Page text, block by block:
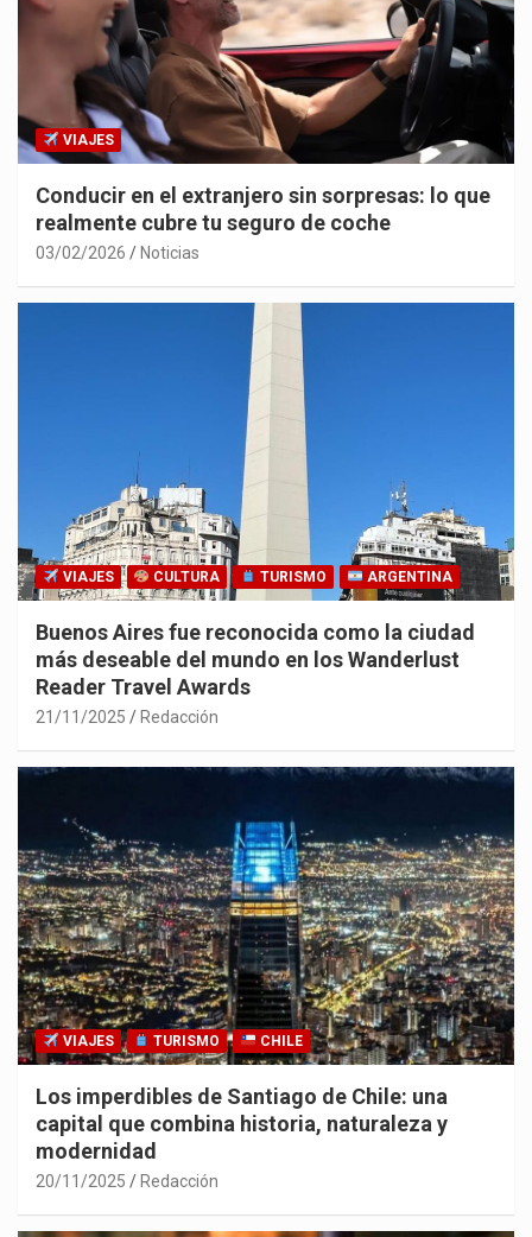
VIAJES
Conducir en el extranjero sin sorpresas: lo que
realmente cubre tu seguro de coche
03/02/2026 Noticias
VIAJES CULTURA TURISMO ARGENTINA
Buenos Aires fue reconocida como la ciudad
más deseable del mundo en los Wanderlust
Reader Travel Awards
21/11/2025 Redacción
VIAJES TURISMO CHILE
Los imperdibles de Santiago de Chile: una
capital que combina historia, naturaleza y
modernidad
20/11/2025 Redacción